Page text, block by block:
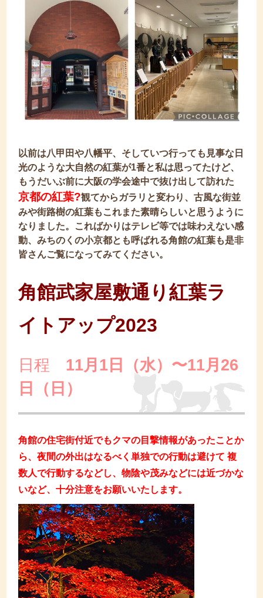
以前は八甲田や八幡平、そしていつ行っても見事な日
光のような大自然の紅葉が1番と私は思ってたけど、
もうだいぶ前に大阪の学会途中で抜け出して訪れた
京都の紅葉?観てからガラリと変わり、古風な街並
みや街路樹の紅葉もこれまた素晴らしいと思うように
なりました。こればかりはテレビ等では味わえない感
動、みちのくの小京都とも呼ばれる角館の紅葉も是非
皆さんご覧になってみてください。
角館武家屋敷通り紅葉ラ
イトアップ2023
日程 11月1日（水）〜11月26
日（日）
角館の住宅街付近でもクマの目撃情報があったことか
ら、夜間の外出はなるべく単独での行動は避けて 複
数人で行動するなどし、物陰や茂みなどには近づかな
いなど、十分注意をお願いいたします。